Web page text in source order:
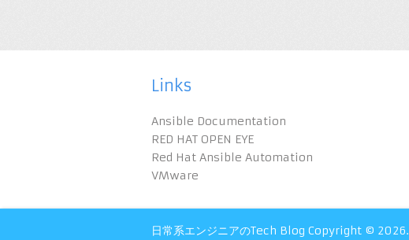
Links
Ansible Documentation
RED HAT OPEN EYE
Red Hat Ansible Automation
VMware
日常系エンジニアのTech Blog Copyright © 2026.